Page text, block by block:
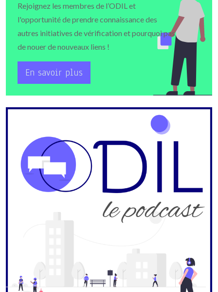
Rejoignez les membres de l’ODIL et
l'opportunité de prendre connaissance des
autres initiatives de vérification et pourquoi pas
de nouer de nouveaux liens !
En savoir plus